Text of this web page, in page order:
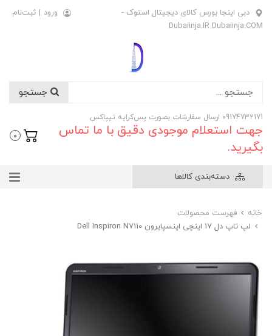
دبی اینجا بورس کالای دیجیتال استوک -
Dubaiinja.IR Dubaiinja.COM
ورود | ثبت‌نام
09174732171 ارسال سفارشات بصورت پس‌کرایه تیپاکس
جهت استعلام موجودی دقیق با ما تماس
بگیرید.
0
دسته‌بندی کالاها
خانه
فهرست محصولات
لپ تاپ دل 17 اینچی اینسپایرون Dell Inspiron N7110